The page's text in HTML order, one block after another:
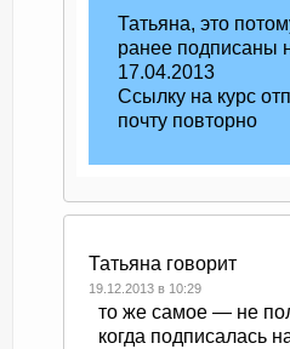
Татьяна, это
ранее подписаны
17.04.2013
Ссылку на курс
почту повторно
Татьяна говорит
19.12.2013 в 10:29
то же самое — не
когда подписалась